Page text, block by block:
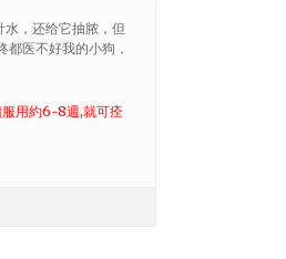
，还给它抽脓，但
医不好我的小狗，
服用約6-8週,就可痊